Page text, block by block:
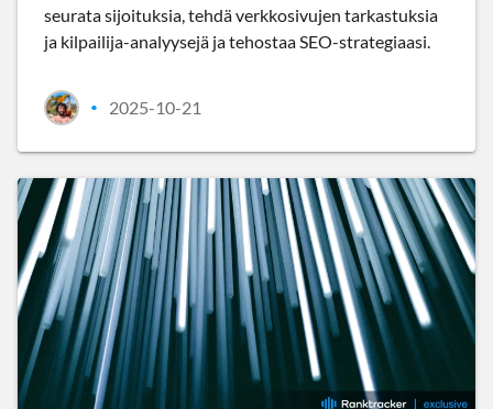
seurata sijoituksia, tehdä verkkosivujen tarkastuksia
ja kilpailija-analyysejä ja tehostaa SEO-strategiaasi.
• 2025-10-21